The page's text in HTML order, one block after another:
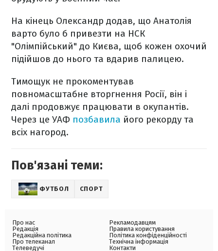
На кінець Олександр додав, що Анатолія
варто було б привезти на НСК
"Олімпійський" до Києва, щоб кожен охочий
підійшов до нього та вдарив палицею.
Тимощук не прокоментував
повномасштабне вторгнення Росії, він і
далі продовжує працювати в окупантів.
Через це УАФ позбавила його рекорду та
всіх нагород.
Пов'язані теми:
ФУТБОЛ СПОРТ
Про нас
Редакція
Редакційна політика
Про телеканал
Телеведучі
Рекламодавцям
Правила користування
Політика конфіденційності
Технічна інформація
Контакти